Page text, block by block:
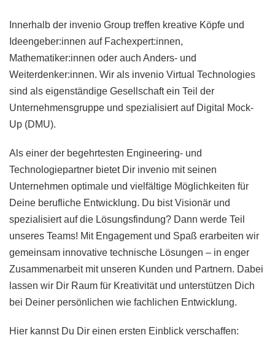
Innerhalb der invenio Group treffen kreative Köpfe und
Ideengeber:innen auf Fachexpert:innen,
Mathematiker:innen oder auch Anders- und
Weiterdenker:innen. Wir als invenio Virtual Technologies
sind als eigenständige Gesellschaft ein Teil der
Unternehmensgruppe und spezialisiert auf Digital Mock-
Up (DMU).
Als einer der begehrtesten Engineering- und
Technologiepartner bietet Dir invenio mit seinen
Unternehmen optimale und vielfältige Möglichkeiten für
Deine berufliche Entwicklung. Du bist Visionär und
spezialisiert auf die Lösungsfindung? Dann werde Teil
unseres Teams! Mit Engagement und Spaß erarbeiten wir
gemeinsam innovative technische Lösungen – in enger
Zusammenarbeit mit unseren Kunden und Partnern. Dabei
lassen wir Dir Raum für Kreativität und unterstützen Dich
bei Deiner persönlichen wie fachlichen Entwicklung.
Hier kannst Du Dir einen ersten Einblick verschaffen: